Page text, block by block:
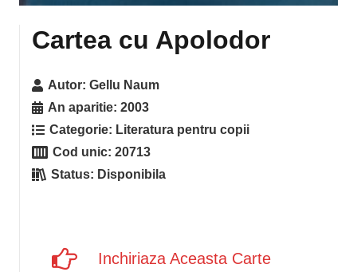
Cartea cu Apolodor
Autor:Gellu Naum
An aparitie:2003
Categorie: Literatura pentru copii
Cod unic:20713
Status: Disponibila
Inchiriaza Aceasta Carte